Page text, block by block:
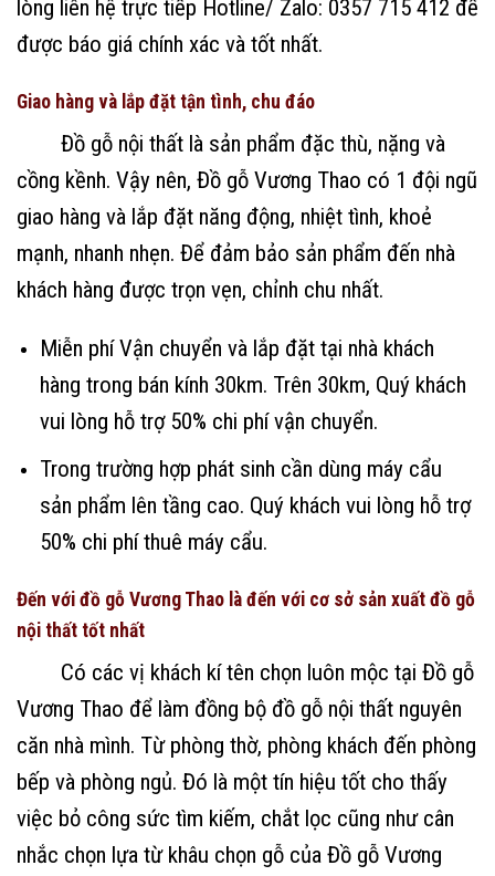
lòng liên hệ trực tiếp Hotline/ Zalo: 0357 715 412 để
được báo giá chính xác và tốt nhất.
Giao hàng và lắp đặt tận tình, chu đáo
Đồ gỗ nội thất là sản phẩm đặc thù, nặng và
cồng kềnh. Vậy nên, Đồ gỗ Vương Thao có 1 đội ngũ
giao hàng và lắp đặt năng động, nhiệt tình, khoẻ
mạnh, nhanh nhẹn. Để đảm bảo sản phẩm đến nhà
khách hàng được trọn vẹn, chỉnh chu nhất.
Miễn phí Vận chuyển và lắp đặt tại nhà khách
hàng trong bán kính 30km. Trên 30km, Quý khách
vui lòng hỗ trợ 50% chi phí vận chuyển.
Trong trường hợp phát sinh cần dùng máy cẩu
sản phẩm lên tầng cao. Quý khách vui lòng hỗ trợ
50% chi phí thuê máy cẩu.
Đến với đồ gỗ Vương Thao là đến với cơ sở sản xuất đồ gỗ
nội thất tốt nhất
Có các vị khách kí tên chọn luôn mộc tại Đồ gỗ
Vương Thao để làm đồng bộ đồ gỗ nội thất nguyên
căn nhà mình. Từ phòng thờ, phòng khách đến phòng
bếp và phòng ngủ. Đó là một tín hiệu tốt cho thấy
việc bỏ công sức tìm kiếm, chắt lọc cũng như cân
nhắc chọn lựa từ khâu chọn gỗ của Đồ gỗ Vương